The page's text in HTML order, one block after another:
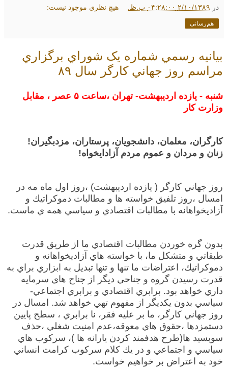
در ۲/۱۰/۱۳۸۹ ۰۴:۲۸:۰۰ ب.ظ. هیچ نظری موجود نیست:
هم‌رسانی
بيانيه رسمي شماره یک شوراي برگزاري
مراسم روز جهاني كارگر سال ۸۹
شنبه - يازده ارديبهشت- تهران ،ساعت ۵ عصر ، مقابل
وزارت كار
كارگران، معلمان، دانشجويان، پرستاران، مزدبگيران!
زنان و مردان و عموم مردم آزادايخواه!
روز جهاني كارگر ( يازده ارديبهشت) ،روز اول ماه مه در
امسال ،روز تلفيق خواسته ها و مطالبات‌ دموكراتيك و
آزاديخواهانه با مطالبات اقتصادي و سياسي همه ي ماست.
بدون گره خوردن مطالبات اقتصادي ما از طريق قدرت
طبقاتي و متشكل ما، با خواسته هاي آزاديخواهانه و
دموكراتيك،‌ اعتراضات ما تنها و تنها تبديل به ابزاري براي به
قدرت رسيدن گروه و جناحي ديگر از جناح هاي سرمايه
داري خواهد بود. برابري اقتصادي و برابري اجتماعي-
سياسي بدون يكديگر از مفهوم تهي خواهد شد. امسال در
روز جهاني كارگر، ما بر عليه فقر، نا برابري ، سطح پايين
دستمزدها ،حقوق هاي معوقه،‌عدم امنيت شغلي ،حذف
سوبسيد ها(طرح هدفمند كردن يارانه ها )، سركوب هاي
سياسي و اجتماعي و در يك كلام سركوب كرامت انساني
خود به اعتراض بر خواهيم خواست.